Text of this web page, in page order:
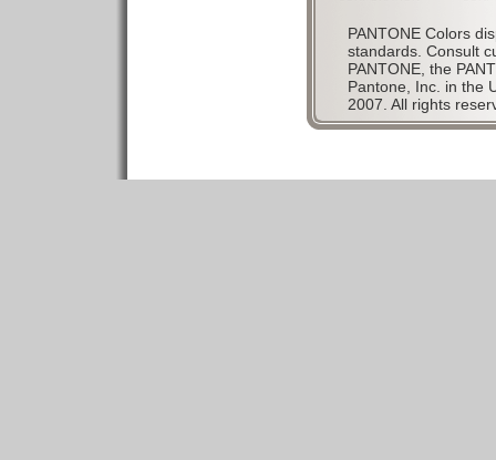
PANTONE Colors
standards. Consult
PANTONE, the
Pantone, Inc. in the
2007. All rights